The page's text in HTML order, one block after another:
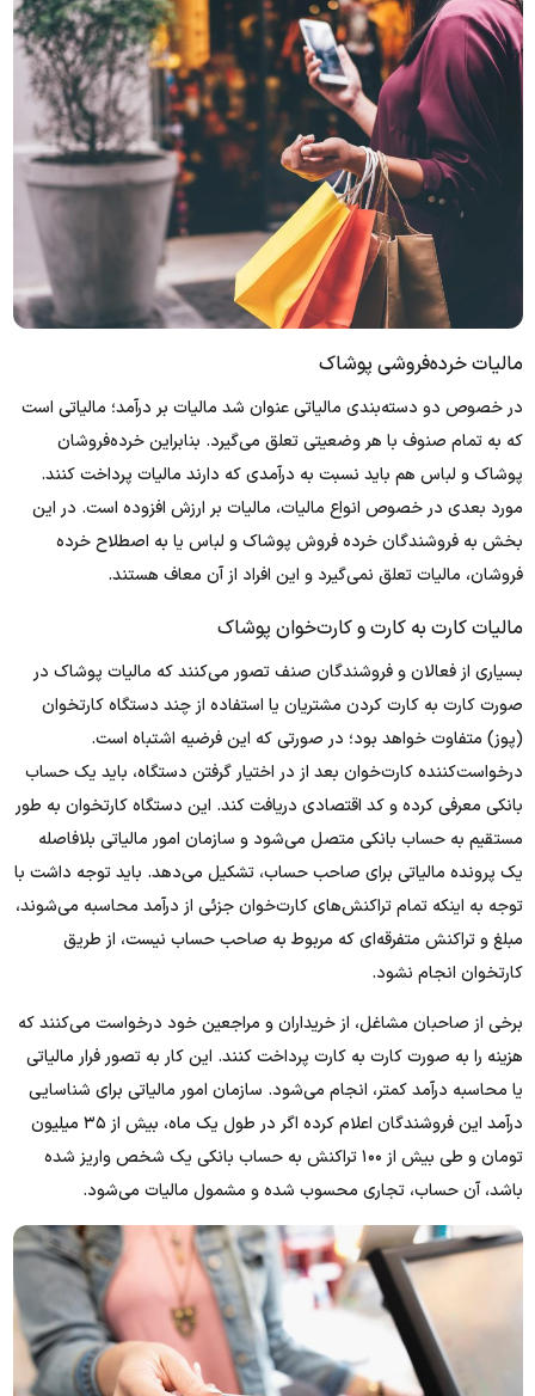
مالیات خرده‌فروشی پوشاک
در خصوص دو دسته‌بندی مالیاتی عنوان شد مالیات بر درآمد؛ مالیاتی است
که به تمام صنوف با هر وضعیتی تعلق می‌گیرد. بنابراین خرده‌فروشان
پوشاک و لباس هم باید نسبت به درآمدی که دارند مالیات پرداخت کنند.
مورد بعدی در خصوص انواع مالیات، مالیات بر ارزش افزوده است. در این
بخش به فروشندگان خرده فروش پوشاک و لباس یا به اصطلاح خرده
فروشان، مالیات تعلق نمی‌گیرد و این افراد از آن معاف هستند.
مالیات کارت به کارت و کارت‌خوان پوشاک
بسیاری از فعالان و فروشندگان صنف تصور می‌کنند که مالیات پوشاک در
صورت کارت به کارت کردن مشتریان یا استفاده از چند دستگاه کارتخوان
(پوز) متفاوت خواهد بود؛ در صورتی‌ که این فرضیه اشتباه است.
درخواست‌کننده کارت‌خوان بعد از در اختیار گرفتن دستگاه، باید یک حساب
بانکی معرفی کرده و کد اقتصادی دریافت کند. این دستگاه کارتخوان به طور
مستقیم به حساب بانکی متصل می‌شود و سازمان امور مالیاتی بلافاصله
یک پرونده مالیاتی برای صاحب حساب، تشکیل می‌دهد. باید توجه داشت با
توجه به اینکه تمام تراکنش‌های کارت‌خوان جزئی از درآمد محاسبه می‌شوند،
مبلغ و تراکنش متفرقه‌ای که مربوط به صاحب حساب نیست، از طریق
کارتخوان انجام نشود.
برخی از صاحبان مشاغل، از خریداران و مراجعین خود درخواست می‌کنند که
هزینه را به صورت کارت به کارت پرداخت کنند. این کار به تصور فرار مالیاتی
یا محاسبه درآمد کمتر، انجام می‌شود. سازمان امور مالیاتی برای شناسایی
درآمد این فروشندگان اعلام کرده اگر در طول یک ماه، بیش از ۳۵ میلیون
تومان و طی بیش از ۱۰۰ تراکنش به حساب بانکی یک شخص واریز شده
باشد، آن حساب، تجاری محسوب شده و مشمول مالیات می‌شود.